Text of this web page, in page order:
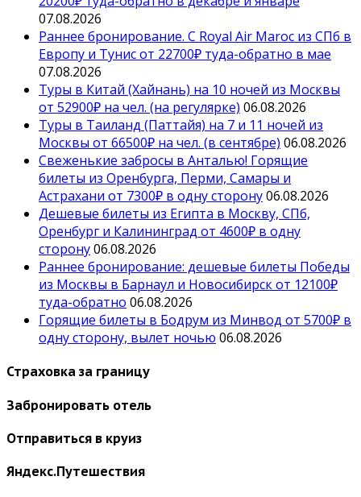
07.08.2026
Раннее бронирование. С Royal Air Maroc из СПб в
Европу и Тунис от 22700₽ туда-обратно в мае
07.08.2026
Туры в Китай (Хайнань) на 10 ночей из Москвы
от 52900₽ на чел. (на регулярке) 06.08.2026
Туры в Таиланд (Паттайя) на 7 и 11 ночей из
Москвы от 66500₽ на чел. (в сентябре) 06.08.2026
Свеженькие забросы в Анталью! Горящие
билеты из Оренбурга, Перми, Самары и
Астрахани от 7300₽ в одну сторону06.08.2026
Дешевые билеты из Египта в Москву, СПб,
Оренбург и Калининград от 4600₽ в одну
сторону06.08.2026
Раннее бронирование: дешевые билеты Победы
из Москвы в Барнаул и Новосибирск от 12100₽
туда-обратно 06.08.2026
Горящие билеты в Бодрум из Минвод от 5700₽ в
одну сторону, вылет ночью 06.08.2026
Страховка за границу
Забронировать отель
Отправиться в круиз
Яндекс.Путешествия